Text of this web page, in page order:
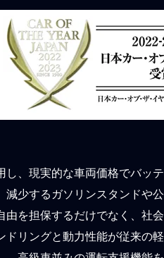
し、現実的な車両価格でバッ
減少するガソリンスタンドや
を担保するだけでなく、社
ドリングと動力性能が従来の